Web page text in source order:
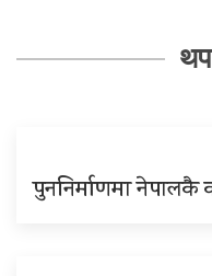
पुननिर्माणमा नेपालकै